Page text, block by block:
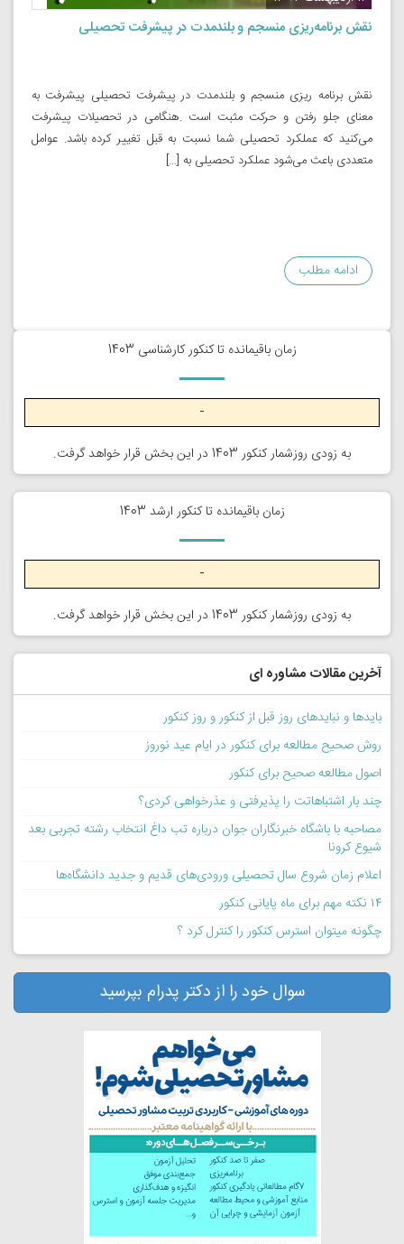
نقش برنامه‌ریزی منسجم و بلندمدت در پیشرفت تحصیلی
نقش برنامه­ ریزی منسجم و بلندمدت در پیشرفت تحصیلی پیشرفت به
معنای جلو رفتن و حرکت مثبت است .هنگامی در تحصیلات پیشرفت
می‌کنید که عملکرد تحصیلی شما نسبت به قبل تغییر کرده باشد. عوامل
متعددی باعث می‌شود عملکرد تحصیلی به […]
ادامه مطلب
زمان باقیمانده تا کنکور کارشناسی 1403
-
به زودی روزشمار کنکور 1403 در این بخش قرار خواهد گرفت.
زمان باقیمانده تا کنکور ارشد 1403
-
به زودی روزشمار کنکور 1403 در این بخش قرار خواهد گرفت.
آخرین مقالات مشاوره ای
بایدها و نبایدهای روز قبل از کنکور و روز کنکور
روش صحیح مطالعه برای کنکور در ایام عید نوروز
اصول مطالعه صحیح برای کنکور
چند بار اشتباهاتت را پذیرفتی و عذرخواهی کردی؟
مصاحبه با باشگاه خبرنگاران جوان درباره تب داغ انتخاب رشته تجربی بعد
شیوع کرونا
اعلام زمان شروع سال تحصیلی ورودی‌های قدیم و جدید دانشگاه‌ها
۱۴ نکته مهم برای ماه پایانی کنکور
چگونه میتوان استرس کنکور را کنترل کرد ؟
سوال خود را از دکتر پدرام بپرسید